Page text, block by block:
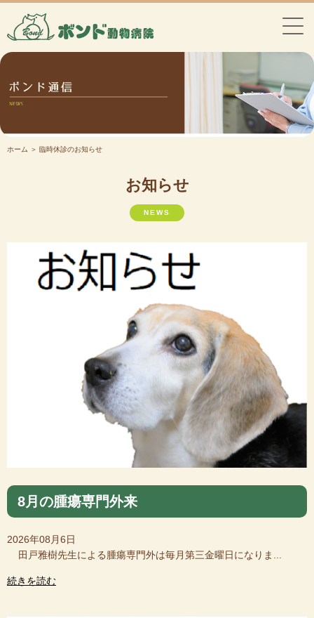
ホーム ＞ 臨時休診のお知らせ
お知らせ
NEWS
8月の腫瘍専門外来
2026年08月6日
田戸雅樹先生による腫瘍専門外は毎月第三金曜日になりま...
続きを読む